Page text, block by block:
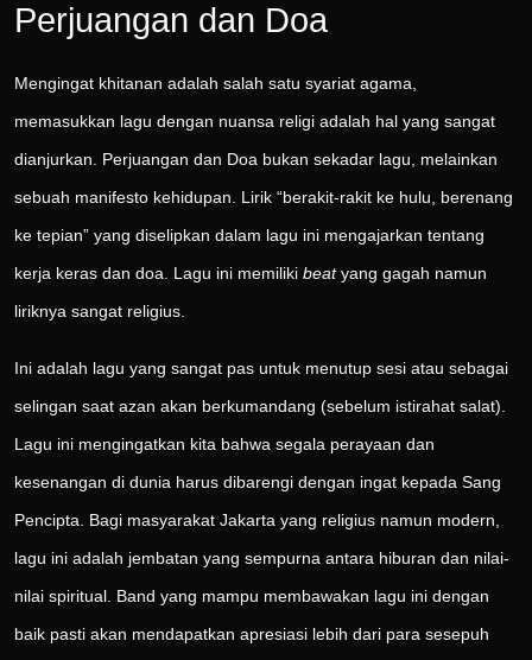
Perjuangan dan Doa
Mengingat khitanan adalah salah satu syariat agama,
memasukkan lagu dengan nuansa religi adalah hal yang sangat
dianjurkan. Perjuangan dan Doa bukan sekadar lagu, melainkan
sebuah manifesto kehidupan. Lirik “berakit-rakit ke hulu, berenang
ke tepian” yang diselipkan dalam lagu ini mengajarkan tentang
kerja keras dan doa. Lagu ini memiliki beatyang gagah namun
liriknya sangat religius.
Ini adalah lagu yang sangat pas untuk menutup sesi atau sebagai
selingan saat azan akan berkumandang (sebelum istirahat salat).
Lagu ini mengingatkan kita bahwa segala perayaan dan
kesenangan di dunia harus dibarengi dengan ingat kepada Sang
Pencipta. Bagi masyarakat Jakarta yang religius namun modern,
lagu ini adalah jembatan yang sempurna antara hiburan dan nilai-
nilai spiritual. Band yang mampu membawakan lagu ini dengan
baik pasti akan mendapatkan apresiasi lebih dari para sesepuh